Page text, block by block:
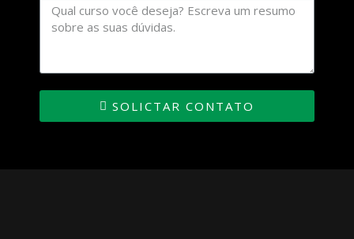
SOLICTAR CONTATO